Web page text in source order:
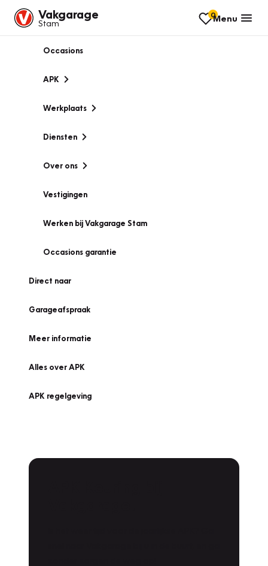
Vakgarage
Stam
0Menu
Occasions
APK
Werkplaats
Diensten
Over ons
Vestigingen
Werken bij Vakgarage Stam
Occasions garantie
Direct naar
Garageafspraak
Meer informatie
Alles over APK
APK regelgeving